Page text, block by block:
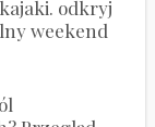
odkryj
weekend